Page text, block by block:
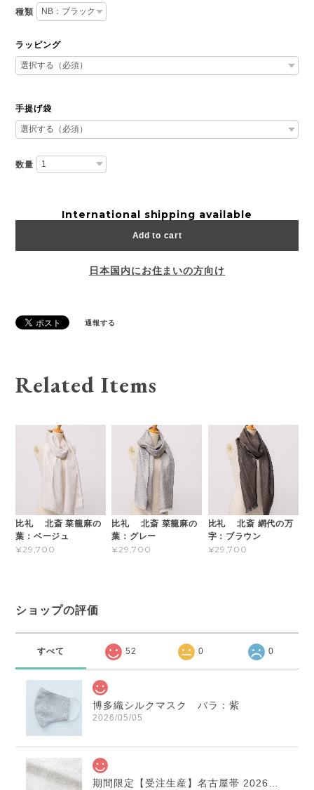
種類
ラッピング
手提げ袋
数量
International shipping available
Add to cart
日本国内にお住まいの方向け
通報する
Related Items
比礼 北斎 菜籠麻の
葉：ベージュ
¥29,700
比礼 北斎 菜籠麻の
葉：グレー
¥29,700
比礼 北斎 網代の万
字：ブラウン
¥29,700
ショップの評価
すべて 52 0 0
博多織シルクマスク バラ：紫
2026/05/05
期間限定【受注生産】名古屋帯 2026年干支献上 「午」変わり献上 市松：白×薄鼠